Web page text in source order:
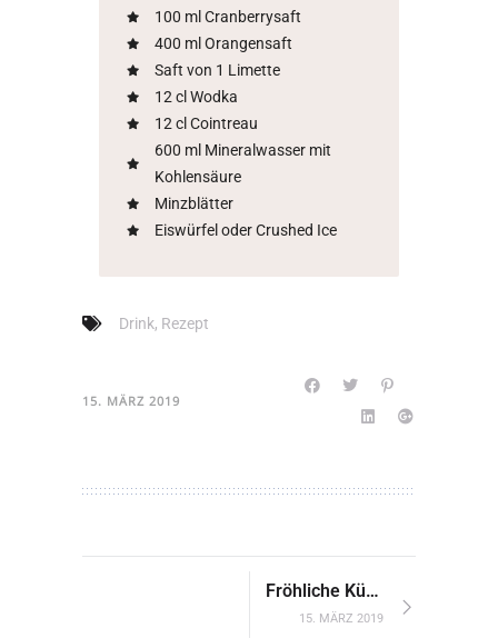
100 ml Cranberrysaft
400 ml Orangensaft
Saft von 1 Limette
12 cl Wodka
12 cl Cointreau
600 ml Mineralwasser mit
Kohlensäure
Minzblätter
Eiswürfel oder Crushed Ice
Drink, Rezept
15. MÄRZ 2019
Fröhliche Kürbissuppe
15. MÄRZ 2019